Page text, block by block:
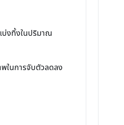
บ่งทิ้งในปริมาณ
ในการจับตัวลดลง